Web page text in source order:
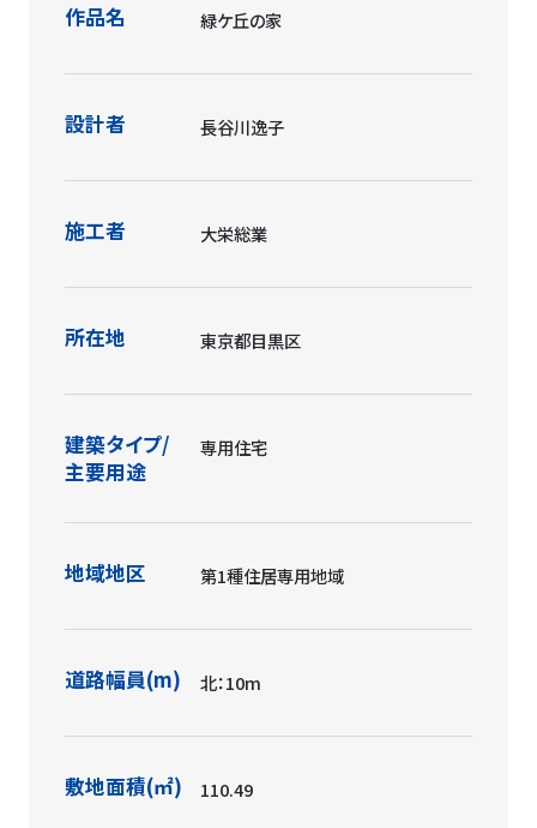
作品名 緑ケ丘の家
設計者 長谷川逸子
施工者 大栄総業
所在地 東京都目黒区
建築タイプ/
主要用途
専用住宅
地域地区 第1種住居専用地域
道路幅員(m) 北：10m
敷地面積(㎡) 110.49